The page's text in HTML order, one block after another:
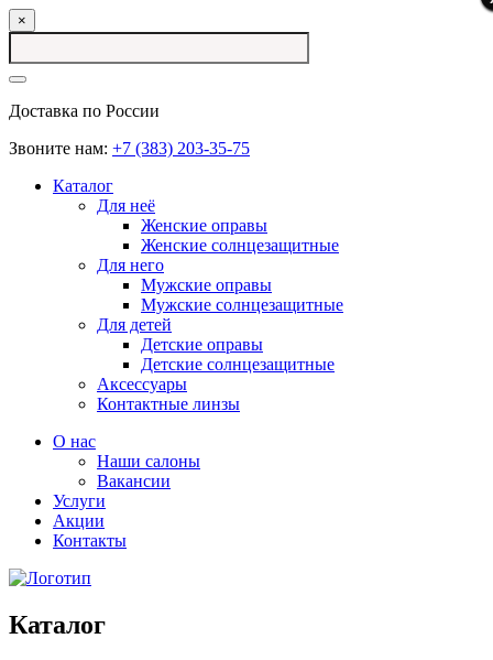
×
Доставка по России
Звоните нам: +7 (383) 203-35-75
Каталог
Для неё
Женские оправы
Женские солнцезащитные
Для него
Мужские оправы
Мужские солнцезащитные
Для детей
Детские оправы
Детские солнцезащитные
Аксессуары
Контактные линзы
О нас
Наши салоны
Вакансии
Услуги
Акции
Контакты
Каталог